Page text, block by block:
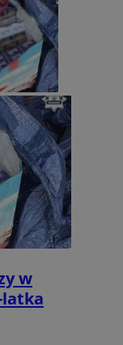
w
latka